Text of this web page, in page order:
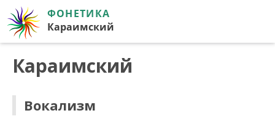
ФОНЕТИКА
Караимский
Караимский